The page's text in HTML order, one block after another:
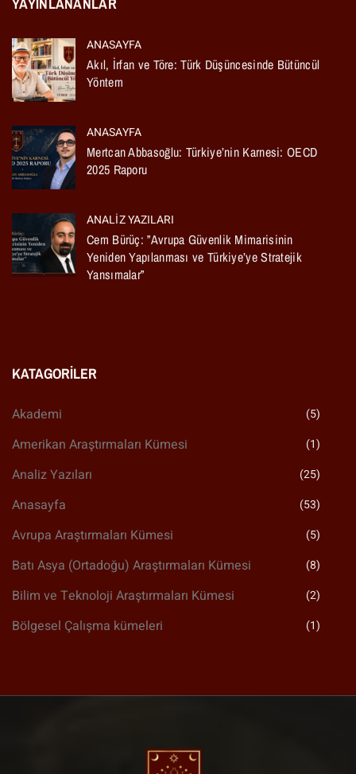
ANASAYFA
Akıl, İrfan ve Töre: Türk Düşüncesinde Bütüncül
Yöntem
ANASAYFA
Mertcan Abbasoğlu: Türkiye’nin Karnesi: OECD
2025 Raporu
ANALIZ YAZILARI
Cem Bürüç: ”Avrupa Güvenlik Mimarisinin
Yeniden Yapılanması ve Türkiye’ye Stratejik
Yansımalar”
KATAGORILER
Akademi (5)
Amerikan Araştırmaları Kümesi (1)
Analiz Yazıları (25)
Anasayfa (53)
Avrupa Araştırmaları Kümesi (5)
Batı Asya (Ortadoğu) Araştırmaları Kümesi (8)
Bilim ve Teknoloji Araştırmaları Kümesi (2)
Bölgesel Çalışma kümeleri (1)